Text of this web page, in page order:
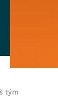
tým